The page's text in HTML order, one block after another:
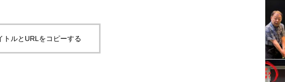
トルとURLをコピーする